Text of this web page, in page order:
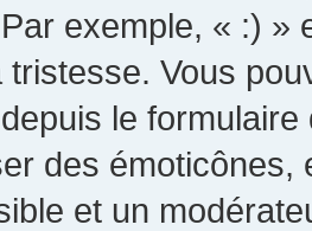
exemple, « :) »
tristesse. Vous
le
des
et un